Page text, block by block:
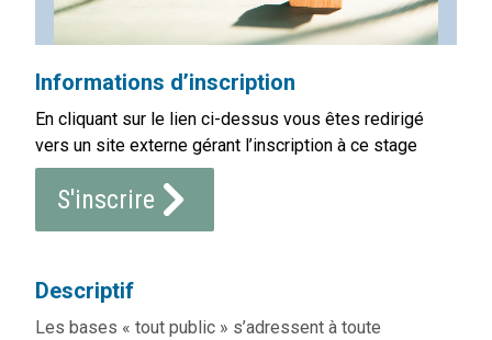
Informations d’inscription
En cliquant sur le lien ci-dessus vous êtes redirigé
vers un site externe gérant l’inscription à ce stage
S'inscrire
Descriptif
Les bases « tout public » s’adressent à toute